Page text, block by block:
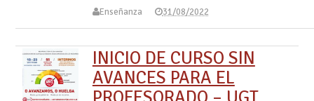
Enseñanza 31/08/2022
INICIO DE CURSO SIN
AVANCES PARA EL